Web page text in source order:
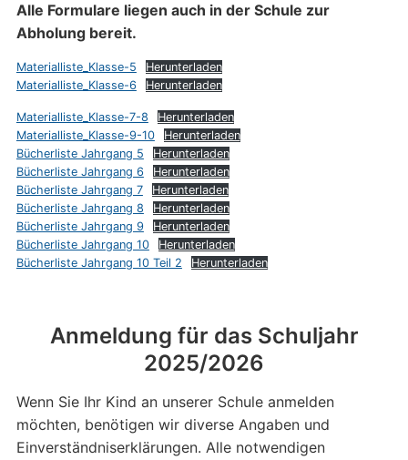
Alle Formulare liegen auch in der Schule zur
Abholung bereit.
Materialliste_Klasse-5
Herunterladen
Materialliste_Klasse-6
Herunterladen
Materialliste_Klasse-7-8
Herunterladen
Materialliste_Klasse-9-10
Herunterladen
Bücherliste Jahrgang 5
Herunterladen
Bücherliste Jahrgang 6
Herunterladen
Bücherliste Jahrgang 7
Herunterladen
Bücherliste Jahrgang 8
Herunterladen
Bücherliste Jahrgang 9
Herunterladen
Bücherliste Jahrgang 10
Herunterladen
Bücherliste Jahrgang 10 Teil 2
Herunterladen
Anmeldung für das Schuljahr
2025/2026
Wenn Sie Ihr Kind an unserer Schule anmelden
möchten, benötigen wir diverse Angaben und
Einverständniserklärungen. Alle notwendigen